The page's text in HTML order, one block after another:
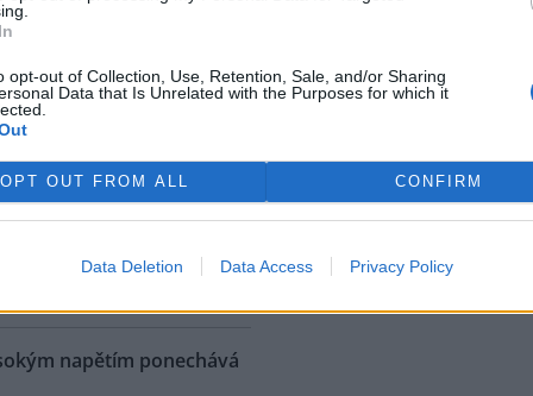
opt-out of Collection, Use, Retention, Sale, and/or Sharing
Data that Is Unrelated with the Purposes for which it
OPT OUT FROM ALL CONFIRM
Data Deletion Data Access Privacy Policy
z týrání zvířat
vedoucí obory Březka u
u Křížků nedaleko Prahy
u soudu odmítl
která ho viní ze surového
zvířat. Někdejší myslivecký
Šellenga ubližoval
pastí. Jednu z
mu hrozí až
napětím ponechává